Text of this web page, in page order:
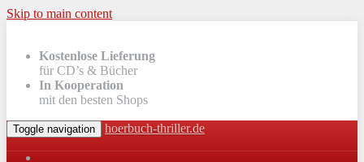
Skip to main content
Kostenlose Lieferung
für CD’s & Bücher
In Kooperation
mit den besten Shops
Toggle navigation hoerbuch-thriller.de